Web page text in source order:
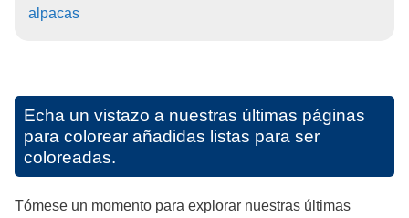
alpacas
Echa un vistazo a nuestras últimas páginas
para colorear añadidas listas para ser
coloreadas.
Tómese un momento para explorar nuestras últimas